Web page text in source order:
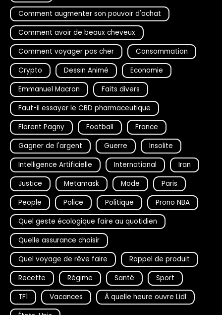
Comment augmenter son pouvoir d'achat
Comment avoir de beaux cheveux
Comment voyager pas cher
Consommation
Crypto
Dessin Animé
Economie
Emmanuel Macron
Faits divers
Faut-il essayer le CBD pharmaceutique
Florent Pagny
Football
France
Gagner de l'argent
Guerre
Insolite
Intelligence Artificielle
International
Iran
Justice
Metamask Mode
Paris
People
Police Politique
Prono NBA
Quel geste écologique faire au quotidien
Quelle assurance choisir
Quel voyage de rêve faire
Rappel de produit
Recette
Régime Santé
Sport
TF1
Vacances
À quelle heure ouvre Lidl